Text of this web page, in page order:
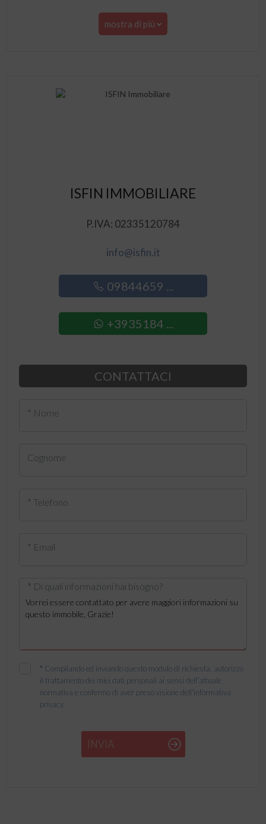
mostra di più
ISFIN IMMOBILIARE
P.IVA: 02335120784
info@isfin.it
09844659 ...
+3935184 ...
CONTATTACI
* Nome
Cognome
* Telefono
* Email
* Di quali informazioni hai bisogno?
* Compilando ed inviando questo modulo di richiesta, autorizzo
il trattamento dei miei dati personali ai sensi dell'attuale
normativa e confermo di aver preso visione dell'informativa
privacy.
INVIA